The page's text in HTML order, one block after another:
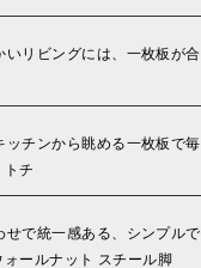
いリビングには、一枚板が
ッチンから眺める一枚板で
チ
せで統一感ある、シンプル
ールナット スチール脚